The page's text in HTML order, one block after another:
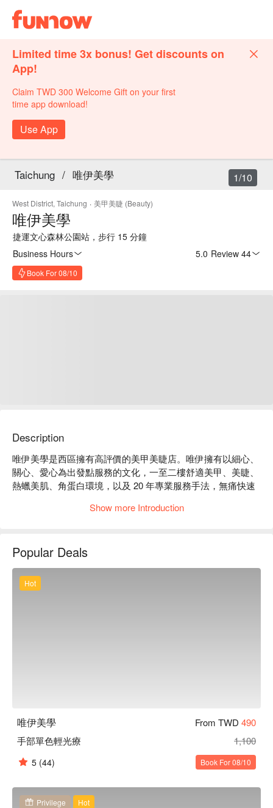
Limited time 3x bonus! Get discounts on
App!
Claim TWD 300 Welcome Gift on your first
time app download!
Use App
Taichung / 唯伊美學
West District, Taichung · 美甲美睫 (Beauty)
唯伊美學
捷運文心森林公園站，步行 15 分鐘
Business Hours
5.0 Review 44
Book For 08/10
1/10
Description
唯伊美學是西區擁有高評價的美甲美睫店。唯伊擁有以細心、
關心、愛心為出發點服務的文化，一至二樓舒適美甲、美睫、
熱蠟美肌、角蛋白環境，以及 20 年專業服務手法，無痛快速
Show more Introduction
Popular Deals
Hot
唯伊美學 From TWD 490
手部單色輕光療
1,100
5 (44) Book For 08/10
Privilege Hot